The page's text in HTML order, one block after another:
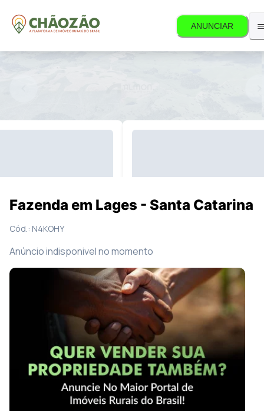
ANUNCIAR
Fazenda em Lages - Santa Catarina
Cód.: N4KOHY
Anúncio indisponivel no momento